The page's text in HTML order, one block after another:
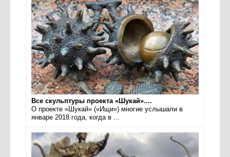
Все скульптуры проекта «Шукай»....
О проекте «Шукай» («Ищи») многие услышали в
январе 2018 года, когда в ...